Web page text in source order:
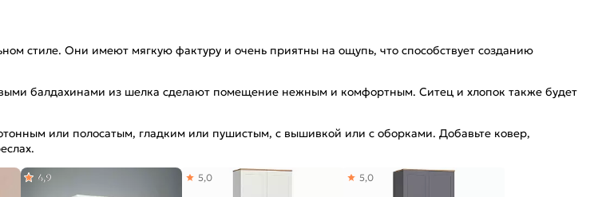
стиле. Они имеют мягкую фактуру и очень приятны на ощупь, что способствует созданию
балдахинами из шелка сделают помещение нежным и комфортным. Ситец и хлопок также будет
или полосатым, гладким или пушистым, с вышивкой или с оборками. Добавьте ковер,
4,9 5,0 5,0